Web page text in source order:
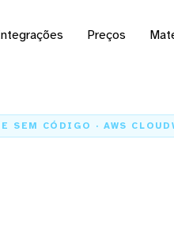
Preços
SEM CÓDIGO · AWS